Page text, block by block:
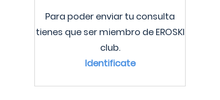
Para poder enviar tu consulta
tienes que ser miembro de EROSKI
club.
Identificate